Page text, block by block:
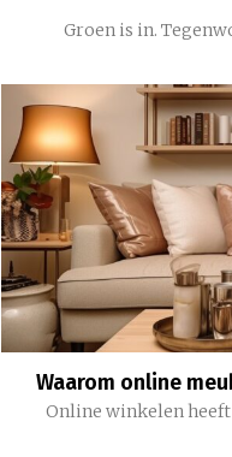
Groen is in.
Waarom online
Online winkelen